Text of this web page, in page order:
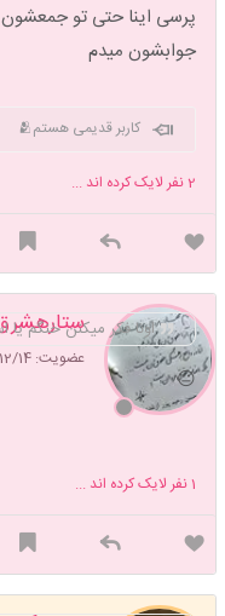
پرسی اینا حتی تو
جوابشون میدم
کاربر قدیمی هستم🫂
2نفر لایک کرده اند ...
عضویت: 1399/12/14
اونا فکر میکنن خنگم
😐
1نفر لایک کرده اند ...